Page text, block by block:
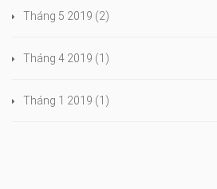
Tháng 5 2019 (2)
Tháng 4 2019 (1)
Tháng 1 2019 (1)